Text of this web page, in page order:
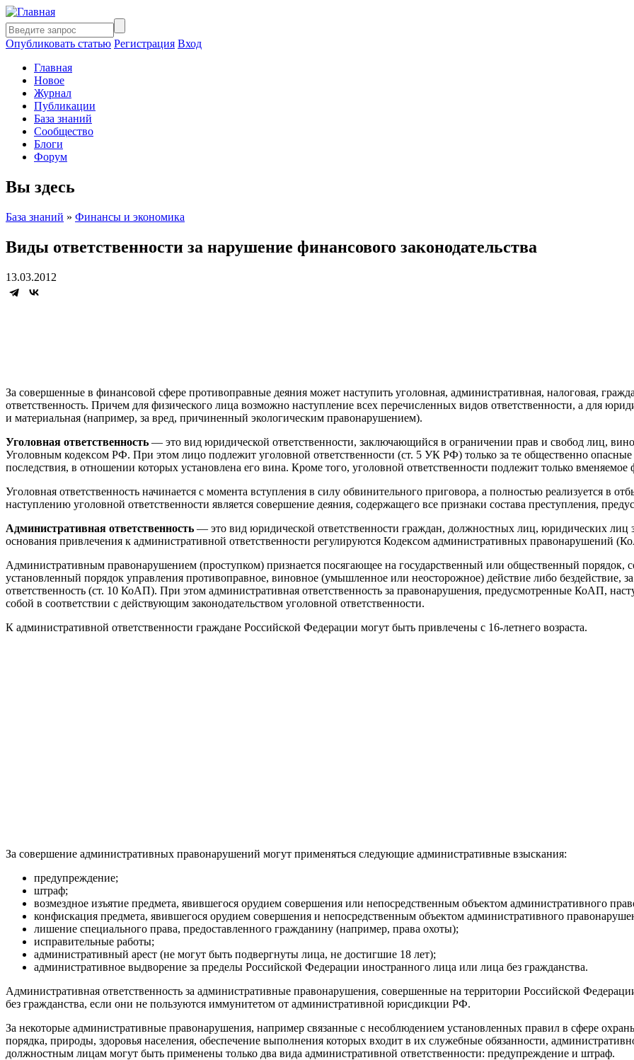
Опубликовать статью Регистрация Вход
Главная
Новое
Журнал
Публикации
База знаний
Сообщество
Блоги
Форум
Вы здесь
База знаний » Финансы и экономика
Виды ответственности за нарушение финансового законодательства
13.03.2012
За совершенные в финансовой сфере противоправные деяния может наступить уголовная, административная, налоговая,
ответственность. Причем для физического лица возможно наступление всех перечисленных видов ответственности, а для
и материальная (например, за вред, причиненный экологическим правонарушением).
Уголовная ответственность — это вид юридической ответственности, заключающийся в ограничении прав и свобод лиц,
Уголовным кодексом РФ. При этом лицо подлежит уголовной ответственности (ст. 5 УК РФ) только за те общественно
последствия, в отношении которых установлена его вина. Кроме того, уголовной ответственности подлежит только
Уголовная ответственность начинается с момента вступления в силу обвинительного приговора, а полностью реализуется в
наступлению уголовной ответственности является совершение деяния, содержащего все признаки состава преступления,
Административная ответственность — это вид юридической ответственности граждан, должностных лиц, юридических
основания привлечения к административной ответственности регулируются Кодексом административных правонарушений
Административным правонарушением (проступком) признается посягающее на государственный или общественный порядок,
установленный порядок управления противоправное, виновное (умышленное или неосторожное) действие либо бездействие,
ответственность (ст. 10 КоАП). При этом административная ответственность за правонарушения, предусмотренные КоАП,
собой в соответствии с действующим законодательством уголовной ответственности.
К административной ответственности граждане Российской Федерации могут быть привлечены с 16-летнего возраста.
За совершение административных правонарушений могут применяться следующие административные взыскания:
предупреждение;
штраф;
возмездное изъятие предмета, явившегося орудием совершения или непосредственным объектом административного
конфискация предмета, явившегося орудием совершения и непосредственным объектом административного
лишение специального права, предоставленного гражданину (например, права охоты);
исправительные работы;
административный арест (не могут быть подвергнуты лица, не достигшие 18 лет);
административное выдворение за пределы Российской Федерации иностранного лица или лица без гражданства.
Административная ответственность за административные правонарушения, совершенные на территории Российской
без гражданства, если они не пользуются иммунитетом от административной юрисдикции РФ.
За некоторые административные правонарушения, например связанные с несоблюдением установленных правил в сфере
порядка, природы, здоровья населения, обеспечение выполнения которых входит в их служебные обязанности,
должностным лицам могут быть применены только два вида административной ответственности: предупреждение и штраф.